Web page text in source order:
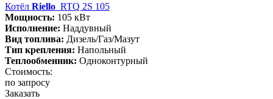
Котёл Riello RTQ 2S 105
Мощность: 105 кВт
Исполнение: Наддувный
Вид топлива: Дизель/Газ/Мазут
Тип крепления: Напольный
Теплообменник: Одноконтурный
Стоимость:
по запросу
Заказать